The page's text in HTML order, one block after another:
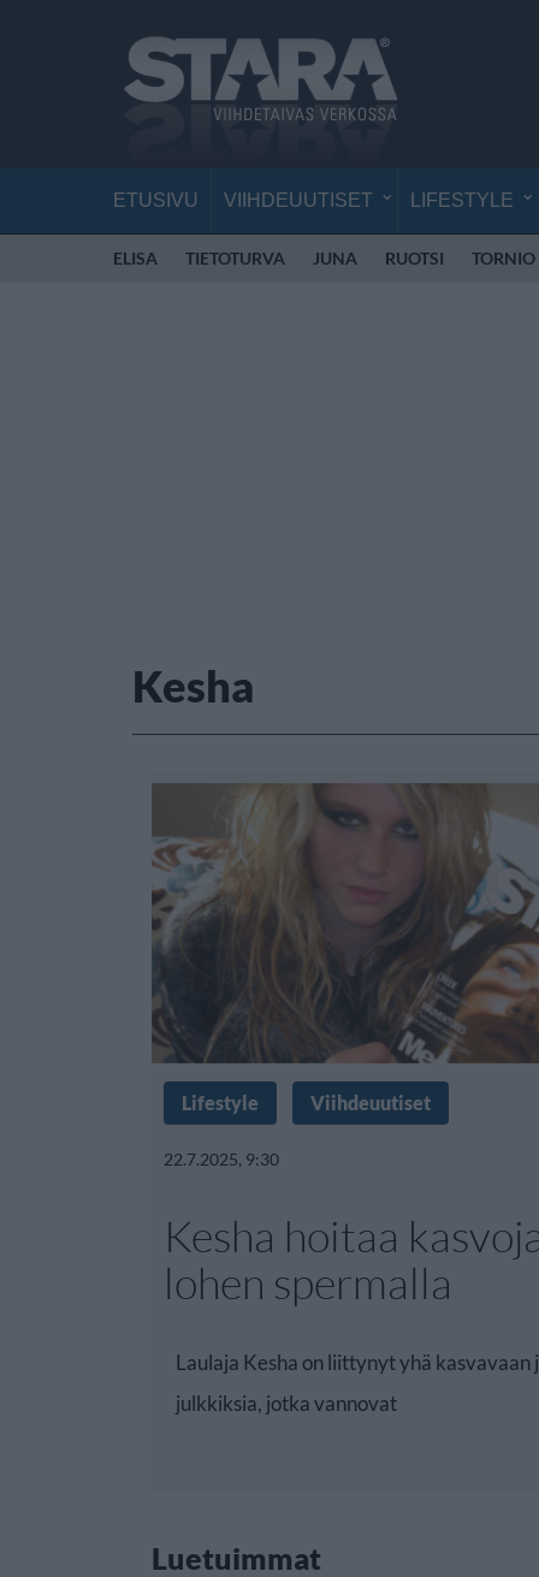
ETUSIVU VIIHDEUUTISET LIFESTYLE
ELISA TIETOTURVA JUNA RUOTSI TORNIO
Kesha
Lifestyle Viihdeuutiset
22.7.2025, 9:30
Kesha hoitaa
lohen spermalla
Laulaja Kesha on liittynyt yhä kasvavaan
julkkiksia, jotka vannovat
Luetuimmat